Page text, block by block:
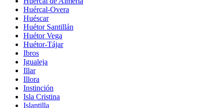
Huércal-Overa
Huéscar
Huétor Santillán
Huétor Vega
Huétor-Tájar
Ibros
Igualeja
Illar
Illora
Instinción
Isla Cristina
Islantilla